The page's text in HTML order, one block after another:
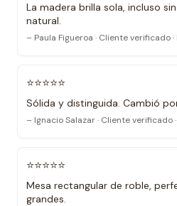
La madera brilla sola, incluso
natural.
– Paula Figueroa · Cliente verificado ·
⭐⭐⭐⭐⭐
Sólida y distinguida. Cambió
– Ignacio Salazar · Cliente verificado
⭐⭐⭐⭐⭐
Mesa rectangular de roble,
grandes.